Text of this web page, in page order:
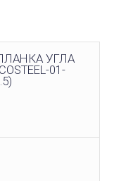
УГЛА
01-